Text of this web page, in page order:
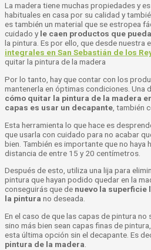
La madera tiene muchas propiedades y
habituales en casa por su calidad y
es también un material que se estropea
cuidado y le caen productos que
la pintura. Es por ello, que desde nuestra
integrales en San Sebastián de los
quitar la pintura de la madera
Por lo tanto, hay que contar con los
mantenerla en óptimas condiciones. Una
cómo quitar la pintura de la madera
capas es usar un decapante también
Esta herramienta lo que hace es
que usarla con cuidado para no acabar
bien. También es importante que no haya
distancia de entre 15 y 20 centímetros.
Después de esto, utiliza una lija para
pintura que hayan podido quedar en la
conseguirás que de nuevo la superficie
la pintura no deseada.
En el caso de que las capas de pintura no
sino más bien sean capas finas de
esta última opción sin el decapante. Es
pintura de la madera